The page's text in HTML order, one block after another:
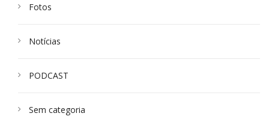
Fotos
Notícias
PODCAST
Sem categoria